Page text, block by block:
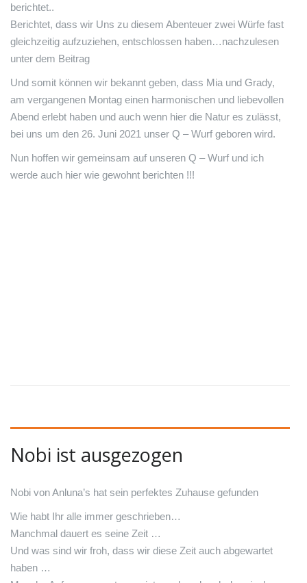
berichtet..
Berichtet, dass wir Uns zu diesem Abenteuer zwei Würfe fast
gleichzeitig aufzuziehen, entschlossen haben…nachzulesen
unter dem Beitrag
Und somit können wir bekannt geben, dass Mia und Grady,
am vergangenen Montag einen harmonischen und liebevollen
Abend erlebt haben und auch wenn hier die Natur es zulässt,
bei uns um den 26. Juni 2021 unser Q – Wurf geboren wird.
Nun hoffen wir gemeinsam auf unseren Q – Wurf und ich
werde auch hier wie gewohnt berichten !!!
Nobi ist ausgezogen
Nobi von Anluna’s hat sein perfektes Zuhause gefunden
Wie habt Ihr alle immer geschrieben…
Manchmal dauert es seine Zeit …
Und was sind wir froh, dass wir diese Zeit auch abgewartet
haben …